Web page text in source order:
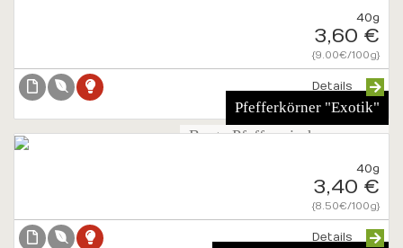
Pfefferkörner "Exotik"
Bunte Pfeffermischung, ganz
40g
3,60 €
{9.00€/100g}
Details
40g
3,40 €
{8.50€/100g}
Details